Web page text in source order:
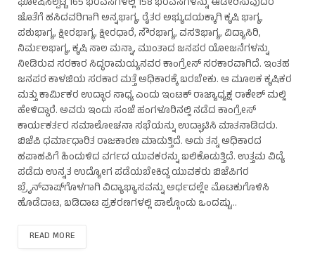
ಜೊತೆಗೆ ಹಸಿದವರಿಗಾಗಿ ಅನ್ನಭಾಗ್ಯ, ರೈತರ ಅಭ್ಯುದಯಕ್ಕಾಗಿ ಕೃಷಿ ಭಾಗ್ಯ,
ಪಶುಭಾಗ್ಯ, ಕ್ಷೀರಭಾಗ್ಯ, ಕ್ಷೀರಧಾರೆ, ಸೌರಭಾಗ್ಯ, ವಸತಿಭಾಗ್ಯ, ವಿದ್ಯಾಸಿರಿ,
ನಿರ್ಮಲಭಾಗ್ಯ, ಕೃಷಿ ಸಾಲ ಮನ್ನಾ, ಮುಂತಾದ ಜನಪರ ಯೋಜನೆಗಳನ್ನು
ನೀಡಿರುವ ಸರಕಾರ ಸಿದ್ಧರಾಮಯ್ಯನವರ ಕಾಂಗ್ರೇಸ್ ಸರಕಾರವಾಗಿದೆ. ಇಂತಹ
ಜನಪರ ಕಾಳಜಿಯ ಸರಕಾರ ಮತ್ತೆ ಅಧಿಕಾರಕ್ಕೆ ಬರಬೇಕು. ಆ ಮೂಲಕ ಕೃಷಿಕರ
ಮತ್ತು ಕಾರ್ಮಿಕರ ಉದ್ಧಾರ ಸಾಧ್ಯ ಎಂದು ಇಂಟಕ್ ರಾಜ್ಯಾಧ್ಯಕ್ಷ ರಾಕೇಶ್ ಮಲ್ಲಿ
ಹೇಳಿದ್ದಾರೆ. ಅವರು ಇಂದು ಸಂಜೆ ಹಂಗಳೂರಿನಲ್ಲಿ ನಡೆದ ಕಾಂಗ್ರೇಸ್
ಕಾರ್ಯಕರ್ತರ ಸಮಾಲೋಚನಾ ಸಭೆಯನ್ನು ಉದ್ಘಾಟಿಸಿ ಮಾತನಾಡಿದರು.
ಬಿಜೆಪಿ ಧರ್ಮಾಧಾರಿತ ರಾಜಕಾರಣ ಮಾಡುತ್ತಿದೆ. ಅದು ತನ್ನ ಅಧಿಕಾರದ
ಹಪಾಹಪಿಗೆ ಹಿಂದುಳಿದ ವರ್ಗದ ಯುವಕರನ್ನು ಬಲಿಕೊಡುತ್ತಿದೆ. ಉತ್ತಮ ವಿದ್ಯೆ
ಪಡೆದು ಉನ್ನತ ಉದ್ಯೋಗ ಪಡೆಯಬೇಕಿದ್ದ ಯುವಕರು ಬಿಜೆಪಿಗರ
ಬ್ರೈನ್‌ವಾಷ್‌ಗೊಳಗಾಗಿ ವಿದ್ಯಾಭ್ಯಾಸವನ್ನು ಅರ್ಧದಲ್ಲೇ ಮೊಟಕುಗೊಳಿಸಿ
ಹೊಡೆದಾಟ, ಬಡಿದಾಟ ಪ್ರಕರಣಗಳಲ್ಲಿ ಪಾಲ್ಗೊಂಡು ಒಂದಷ್ಟು…
READ MORE